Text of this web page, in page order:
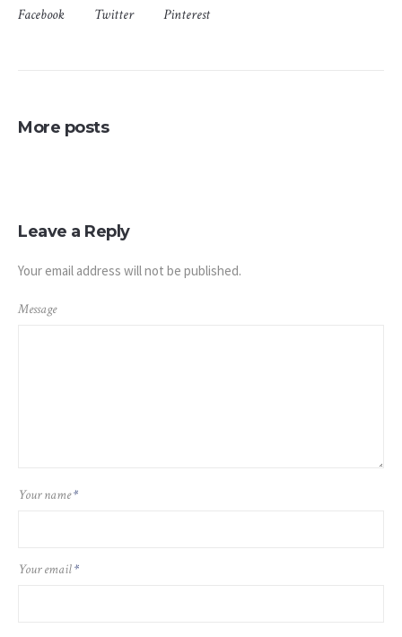
Facebook Twitter Pinterest
More posts
Leave a Reply
Your email address will not be published.
Message
Your name*
Your email*